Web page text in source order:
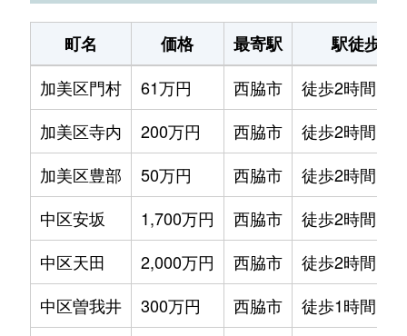
町名 価格 最寄駅
駅徒歩
加美区門村
61万円 西脇市
徒歩2時間
加美区寺内
200万円 西脇市
徒歩2時間
加美区豊部
50万円 西脇市
徒歩2時間
中区安坂
1,700万円 西脇市
徒歩2時間
中区天田
2,000万円 西脇市
徒歩2時間
中区曽我井
300万円 西脇市
徒歩1時間15